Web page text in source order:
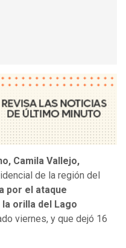
Camila Vallejo,
de la región del
por el ataque
orilla del Lago
viernes, y que dejó 16